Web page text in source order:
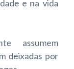
e na vida
assumem
deixadas por